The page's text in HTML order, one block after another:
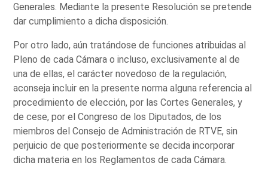
Generales. Mediante la presente Resolución se pretende
dar cumplimiento a dicha disposición.
Por otro lado, aún tratándose de funciones atribuidas al
Pleno de cada Cámara o incluso, exclusivamente al de
una de ellas, el carácter novedoso de la regulación,
aconseja incluir en la presente norma alguna referencia al
procedimiento de elección, por las Cortes Generales, y
de cese, por el Congreso de los Diputados, de los
miembros del Consejo de Administración de RTVE, sin
perjuicio de que posteriormente se decida incorporar
dicha materia en los Reglamentos de cada Cámara.